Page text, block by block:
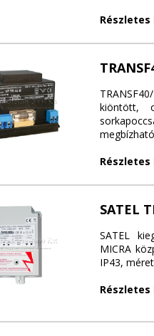
kiöntött,
SATEL
SATEL
MICRA
IP43,